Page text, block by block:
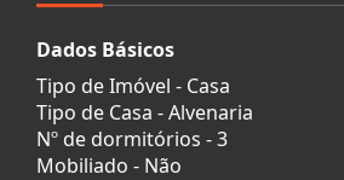
Dados Básicos
Tipo de Imóvel - Casa
Tipo de Casa - Alvenaria
Nº de dormitórios - 3
Mobiliado - Não